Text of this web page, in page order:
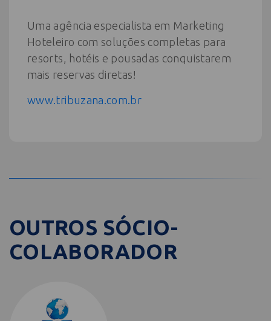
Uma agência especialista em Marketing
Hoteleiro com soluções completas para
resorts, hotéis e pousadas conquistarem
mais reservas diretas!
www.tribuzana.com.br
OUTROS SÓCIO-
COLABORADOR